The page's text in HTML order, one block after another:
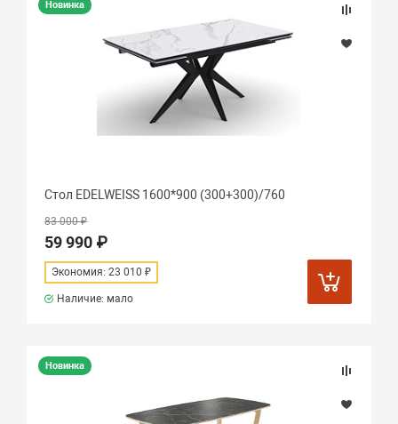
Новинка
Стол EDELWEISS 1600*900 (300+300)/760
83 000 ₽
59 990 ₽
Экономия: 23 010 ₽
Наличие: мало
Новинка